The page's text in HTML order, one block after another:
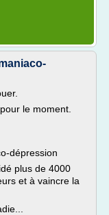
le moment.
dépression
plus de 4000
et à vaincre la